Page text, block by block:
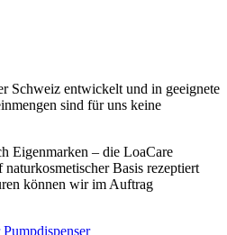
Schweiz entwickelt und in geeignete
sind für uns keine
Eigenmarken – die LoaCare
Basis rezeptiert
können wir im Auftrag